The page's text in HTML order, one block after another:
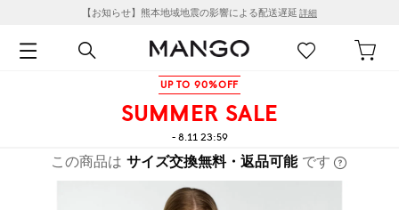
【お知らせ】熊本地域地震の影響による配送遅延 詳細
UP TO 90%OFF
SUMMER SALE
- 8.11 23:59
この商品は サイズ交換無料・返品可能 です